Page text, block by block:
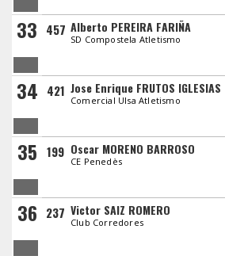
33 457 Alberto PEREIRA FARIÑA
SD Compostela Atletismo
34 421 Jose Enrique FRUTOS IGLESIAS
Comercial Ulsa Atletismo
35 199 Oscar MORENO BARROSO
CE Penedès
36 237 Victor SAIZ ROMERO
Club Corredores